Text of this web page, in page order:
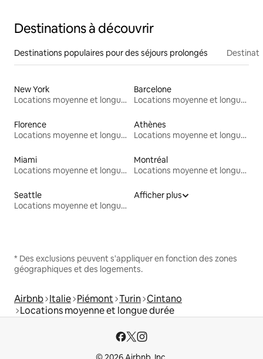
Destinations à découvrir
Destinations populaires pour des séjours prolongés
New York
Locations moyenne et longue durée
Barcelone
Locations moyenne et longue durée
Florence
Locations moyenne et longue durée
Athènes
Locations moyenne et longue durée
Miami
Locations moyenne et longue durée
Montréal
Locations moyenne et longue durée
Seattle
Locations moyenne et longue durée
Afficher plus
* Des exclusions peuvent s'appliquer en fonction des zones
géographiques et des logements.
Airbnb Italie Piémont Turin Cintano
Locations moyenne et longue durée